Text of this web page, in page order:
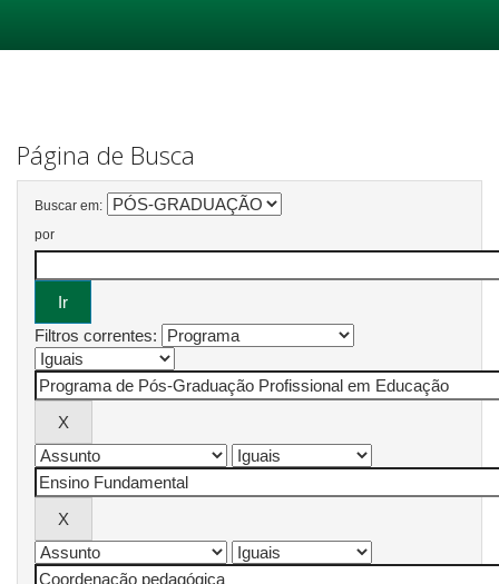
Página de Busca
Buscar em:
por
Filtros correntes: